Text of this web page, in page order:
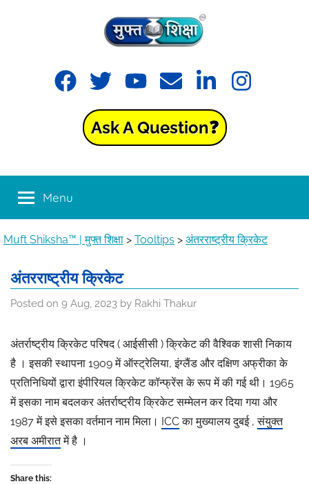
Muft
Shiksha™
मुफ्त
शिक्षा
FacebookTwitter YouTubeEmail LinkedInInstagram
Ask A Question❓
Menu
Muft Shiksha™ | मुफ्त शिक्षा > Tooltips > अंतरराष्ट्रीय क्रिकेट
अंतरराष्ट्रीय क्रिकेट
Posted on 9 Aug, 2023 by Rakhi Thakur
अंतर्राष्ट्रीय क्रिकेट परिषद ( आईसीसी ) क्रिकेट की वैश्विक शासी निकाय
है । इसकी स्थापना 1909 में ऑस्ट्रेलिया, इंग्लैंड और दक्षिण अफ्रीका के
प्रतिनिधियों द्वारा इंपीरियल क्रिकेट कॉन्फ्रेंस के रूप में की गई थी। 1965
में इसका नाम बदलकर अंतर्राष्ट्रीय क्रिकेट सम्मेलन कर दिया गया और
1987 में इसे इसका वर्तमान नाम मिला। ICCका मुख्यालय दुबई ,संयुक्त
अरब अमीरातमें है ।
Share this: